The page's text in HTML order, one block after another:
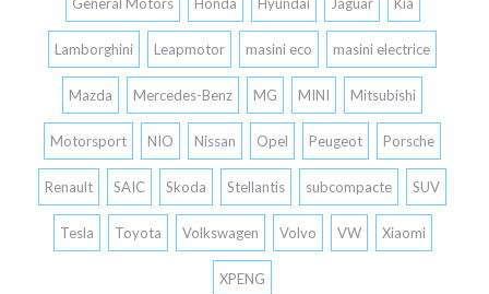
Lamborghini Leapmotor masini eco masini electrice
Mazda Mercedes-Benz MG MINI Mitsubishi
Motorsport NIO Nissan Opel Peugeot Porsche
Renault SAIC Skoda Stellantis subcompacte SUV
Tesla Toyota Volkswagen Volvo VW Xiaomi
XPENG